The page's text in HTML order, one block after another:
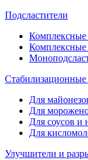
Подсластители
Комплексные
Комплексные
Для
Для
Для соусов и
Для
Улучшители и